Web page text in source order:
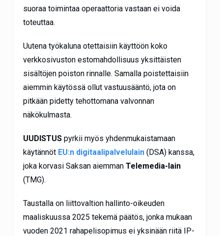
suoraa toimintaa operaattoria vastaan ei voida
toteuttaa.
Uutena työkaluna otettaisiin käyttöön koko
verkkosivuston estomahdollisuus yksittäisten
sisältöjen poiston rinnalle. Samalla poistettaisiin
aiemmin käytössä ollut vastuusääntö, jota on
pitkään pidetty tehottomana valvonnan
näkökulmasta.
UUDISTUSpyrkii myös yhdenmukaistamaan
käytännöt EU:n digitaalipalvelulain(DSA) kanssa,
joka korvasi Saksan aiemman Telemedia-lain
(TMG).
Taustalla on liittovaltion hallinto-oikeuden
maaliskuussa 2025 tekemä päätös, jonka mukaan
vuoden 2021 rahapelisopimus ei yksinään riitä IP-